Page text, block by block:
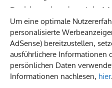
Um eine optimale
personalisierte
AdSense) bereitzustellen,
ausführlichere Informationen
persönlichen Daten
Informationen nachlesen, hier.
Problem dar, das viele
äußern sich die
Ellenbogenschmerzen
oder ziehenden
Beeinträchtigung der